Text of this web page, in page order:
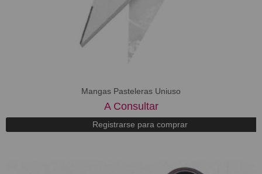
Mangas Pasteleras Uniuso
A Consultar
Registrarse para comprar